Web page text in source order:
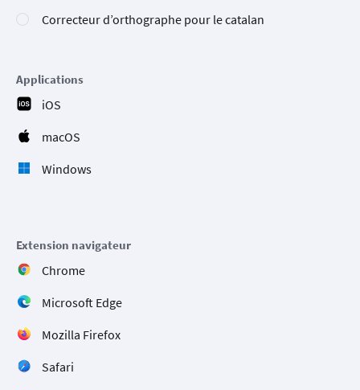
Correcteur d’orthographe pour le catalan
Applications
iOS
macOS
Windows
Extension navigateur
Chrome
Microsoft Edge
Mozilla Firefox
Safari